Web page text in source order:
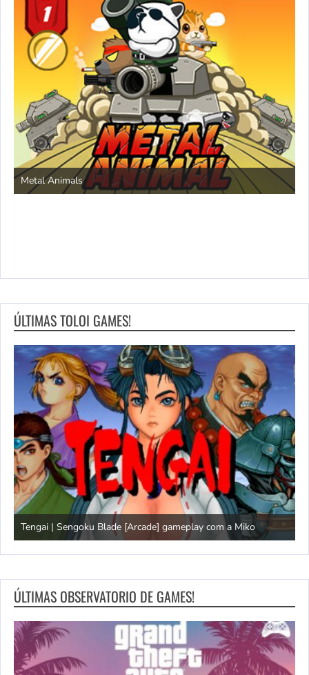
Metal Animals
ÚLTIMAS TOLOI GAMES!
Tengai | Sengoku Blade [Arcade] gameplay com a Miko
ÚLTIMAS OBSERVATORIO DE GAMES!